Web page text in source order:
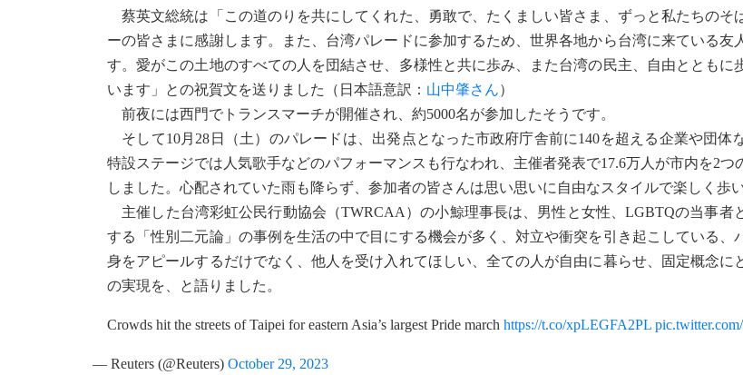
蔡英文総統は「この道のりを共にしてくれた、勇敢で、たくましい皆さま、ずっと私たちのそ
ーの皆さまに感謝します。また、台湾パレードに参加するため、世界各地から台湾に来ている友
す。愛がこの土地のすべての人を団結させ、多様性と共に歩み、また台湾の民主、自由とともに
います」との祝賀文を送りました（日本語意訳： 山中肇さん）
前夜には西門でトランスマーチが開催され、約5000名が参加したそうです。
そして10月28日（土）のパレードは、出発点となった市政府庁舎前に140を超える企業や団体
特設ステージでは人気歌手などのパフォーマンスも行なわれ、主催者発表で17.6万人が市内を2つ
しました。心配されていた雨も降らず、参加者の皆さんは思い思いに自由なスタイルで楽しく歩
主催した台湾彩虹公民行動協会（TWRCAA）の小鯨理事長は、男性と女性、LGBTQの当事者
する「性別二元論」の事例を生活の中で目にする機会が多く、対立や衝突を引き起こしている、
身をアピールするだけでなく、他人を受け入れてほしい、全ての人が自由に暮らせ、固定概念に
の実現を、と語りました。
Crowds hit the streets of Taipei for eastern Asia’s largest Pride march https://t.co/xpLEGFA2PL
— Reuters (@Reuters) October 29, 2023